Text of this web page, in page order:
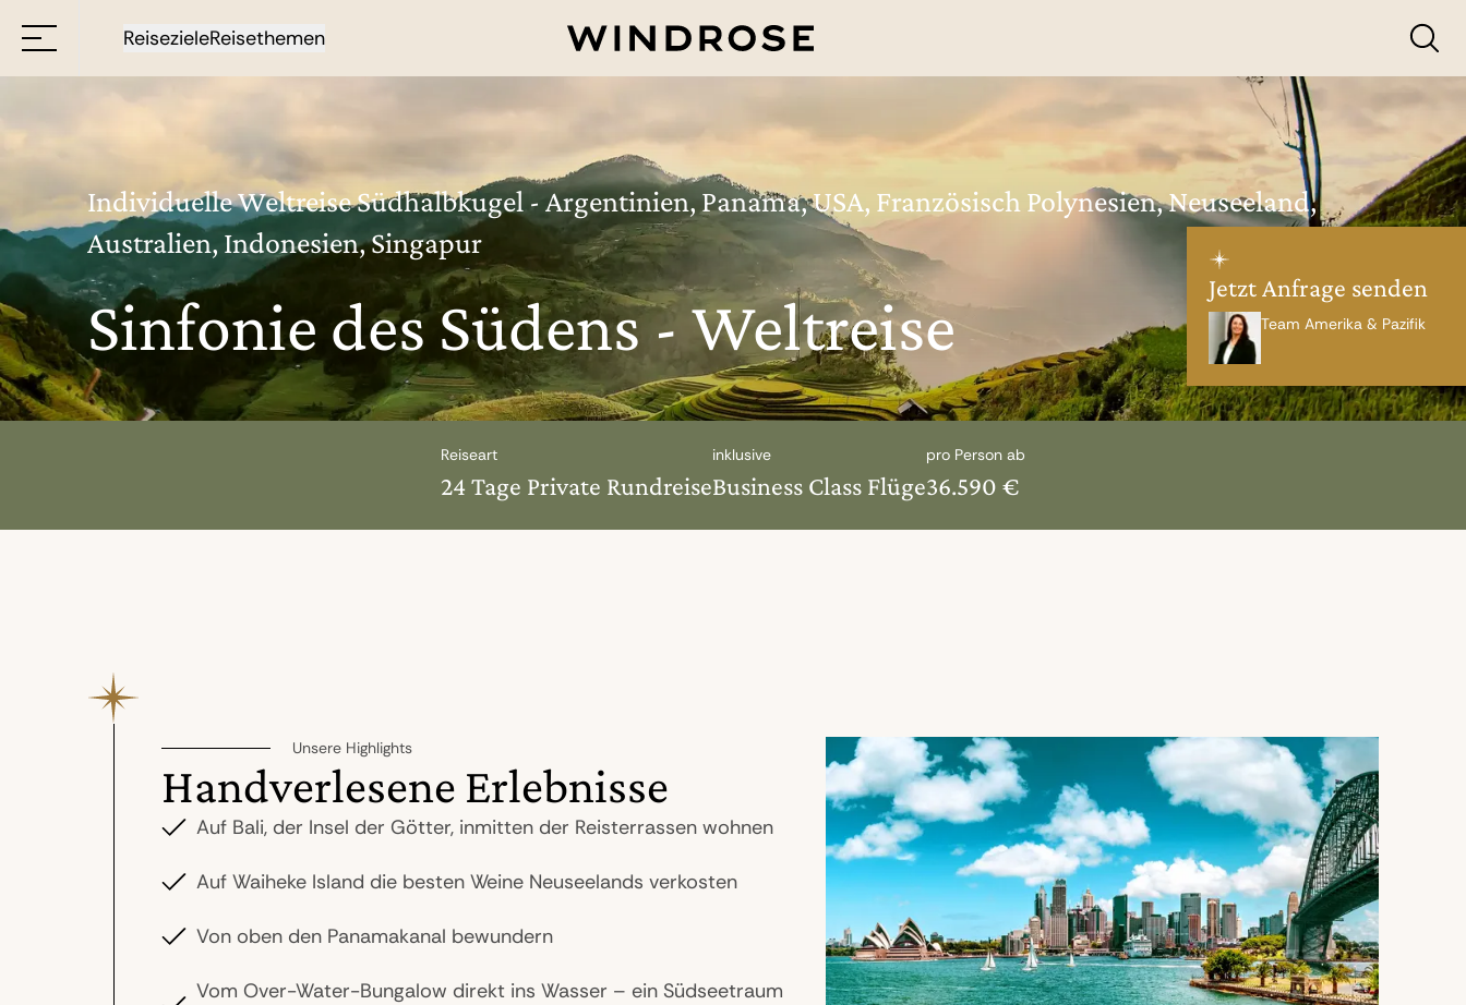
ReisezieleReisethemen
Jetzt Anfrage senden
Team Amerika & Pazifik
Individuelle Weltreise Südhalbkugel - Argentinien, Panama, USA, Französisch Polynesien, Neuseeland,
Australien, Indonesien, Singapur
Sinfonie des Südens - Weltreise
Reiseart
24 Tage Private Rundreise
inklusive
Business Class Flüge
pro Person ab
36.590 €
Unsere Highlights
Handverlesene Erlebnisse
Auf Bali, der Insel der Götter, inmitten der Reisterrassen wohnen
Auf Waiheke Island die besten Weine Neuseelands verkosten
Von oben den Panamakanal bewundern
Vom Over-Water-Bungalow direkt ins Wasser – ein Südseetraum